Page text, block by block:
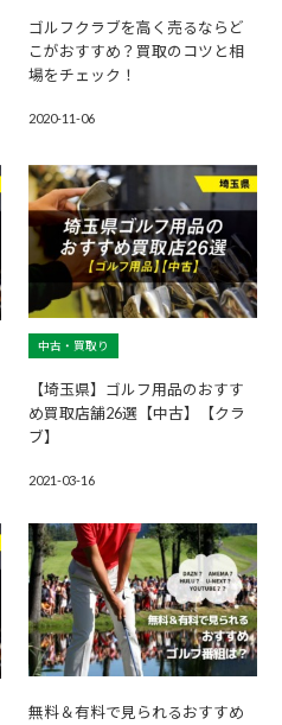
ゴルフクラブを高く売るならど
こがおすすめ？買取のコツと相
場をチェック！
2020-11-06
中古・買取り
【埼玉県】ゴルフ用品のおすす
め買取店舗26選【中古】【クラ
ブ】
2021-03-16
無料＆有料で見られるおすすめ